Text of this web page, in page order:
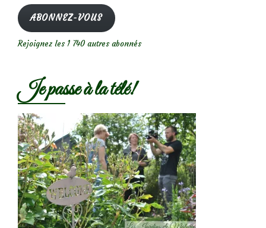
mail
ABONNEZ-VOUS
Rejoignez les 1 740 autres abonnés
Je passe à la télé!